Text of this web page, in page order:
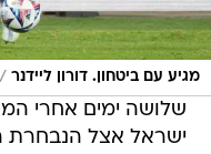
מגיע עם ביטחון. דורון ליידנר /
שלושה ימים אחרי
ישראל אצל הנבחרת